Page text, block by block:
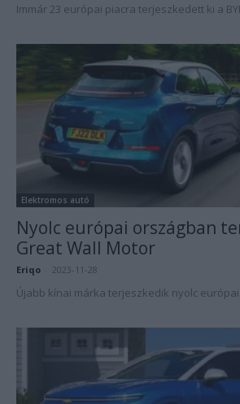
Immár 23 európai piacra terjeszkedett ki a
Elektromos autó
Nyolc európai országban
Great Wall Motor
Eriqo 2023-11-28
Újabb kínai márka terjeszkedik nyolc